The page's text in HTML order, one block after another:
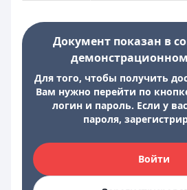
Документ показан в
Для того, чтобы получить
Вам нужно перейти по
логин и пароль. Если у
пароля,
Войти